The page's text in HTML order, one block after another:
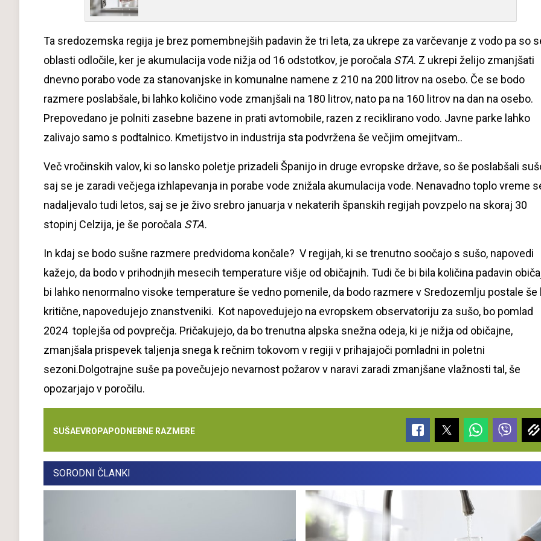
Ta sredozemska regija je brez pomembnejših padavin že tri leta, za ukrepe za varčevanje z vodo pa so
oblasti odločile, ker je akumulacija vode nižja od 16 odstotkov, je poročala STA. Z ukrepi želijo zmanjšati
dnevno porabo vode za stanovanjske in komunalne namene z 210 na 200 litrov na osebo. Če se bodo
razmere poslabšale, bi lahko količino vode zmanjšali na 180 litrov, nato pa na 160 litrov na dan na osebo.
Prepovedano je polniti zasebne bazene in prati avtomobile, razen z reciklirano vodo. Javne parke lahko
zalivajo samo s podtalnico. Kmetijstvo in industrija sta podvržena še večjim omejitvam..
Več vročinskih valov, ki so lansko poletje prizadeli Španijo in druge evropske države, so še poslabšali
saj se je zaradi večjega izhlapevanja in porabe vode znižala akumulacija vode. Nenavadno toplo vreme
nadaljevalo tudi letos, saj se je živo srebro januarja v nekaterih španskih regijah povzpelo na skoraj 30
stopinj Celzija, je še poročala STA.
In kdaj se bodo sušne razmere predvidoma končale? V regijah, ki se trenutno soočajo s sušo, napovedi
kažejo, da bodo v prihodnjih mesecih temperature višje od običajnih. Tudi če bi bila količina padavin
bi lahko nenormalno visoke temperature še vedno pomenile, da bodo razmere v Sredozemlju postale še
kritične, napovedujejo znanstveniki. Kot napovedujejo na evropskem observatoriju za sušo, bo pomlad
2024 toplejša od povprečja. Pričakujejo, da bo trenutna alpska snežna odeja, ki je nižja od običajne,
zmanjšala prispevek taljenja snega k rečnim tokovom v regiji v prihajajoči pomladni in poletni
sezoni.Dolgotrajne suše pa povečujejo nevarnost požarov v naravi zaradi zmanjšane vlažnosti tal, še
opozarjajo v poročilu.
SUŠAEVROPAPODNEBNE RAZMERE
SORODNI ČLANKI